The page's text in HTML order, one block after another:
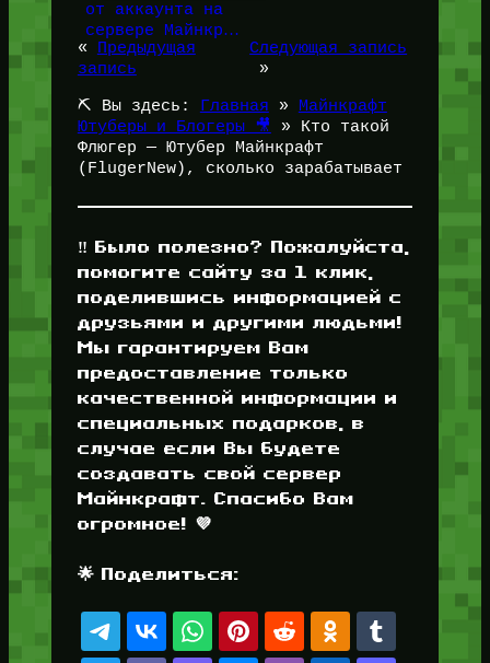
от аккаунта на
сервере Майнкр…
«
Предыдущая
запись
Следующая запись
»
⛏️ Вы здесь: Главная » Майнкрафт
Ютуберы и Блогеры 🎥
» Кто такой
Флюгер — Ютубер Майнкрафт
(FlugerNew), сколько зарабатывает
‼️ Было полезно? Пожалуйста,
помогите сайту за 1 клик,
поделившись информацией с
друзьями и другими людьми!
Мы гарантируем Вам
предоставление только
качественной информации и
специальных подарков, в
случае если Вы будете
создавать свой сервер
Майнкрафт. Спасибо Вам
огромное! 💜
🌟 Поделиться: